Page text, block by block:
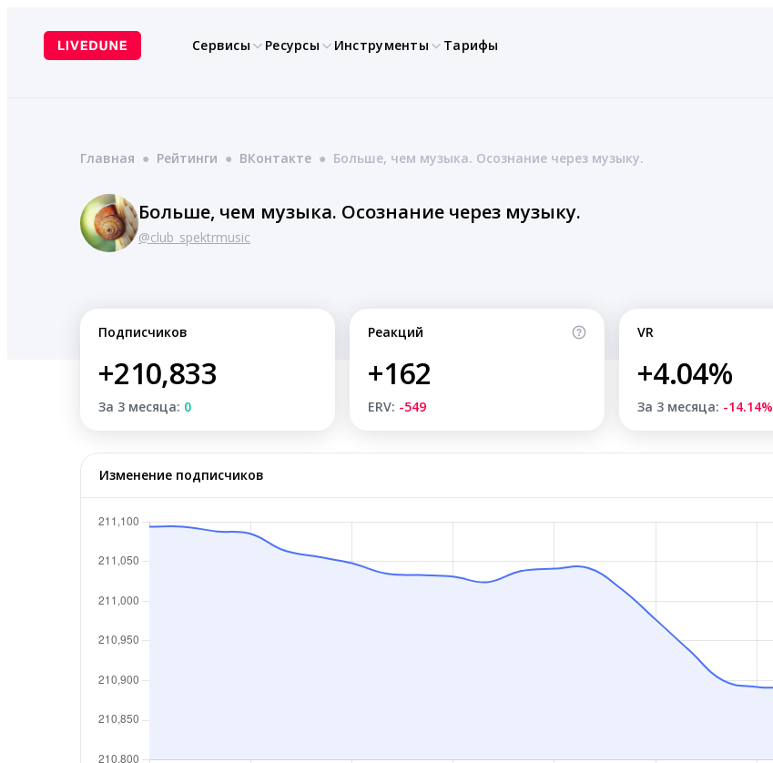
содержимому
Сервисы Ресурсы Инструменты Тарифы
Главная ● Рейтинги ● ВКонтакте ● Больше, чем музыка. Осознание через музыку.
Больше, чем музыка. Осознание через музыку.
@club_spektrmusic
Подписчиков
+210,833
За 3 месяца: 0
Реакций
+162
ERV: -549
VR
+4.04%
За 3 месяца: -14.14%
Изменение подписчиков